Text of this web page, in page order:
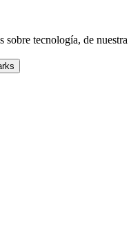
sobre tecnología, de nuestra